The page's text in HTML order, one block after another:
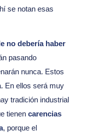
se notan esas
no debería haber
pasando
nunca. Estos
En ellos será muy
tradición industrial
tienen carencias
, porque el